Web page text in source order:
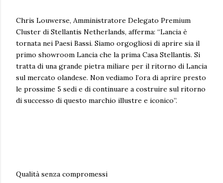
Chris Louwerse, Amministratore Delegato Premium
Cluster di Stellantis Netherlands, afferma: “Lancia è
tornata nei Paesi Bassi. Siamo orgogliosi di aprire sia il
primo showroom Lancia che la prima Casa Stellantis. Si
tratta di una grande pietra miliare per il ritorno di Lancia
sul mercato olandese. Non vediamo l’ora di aprire presto
le prossime 5 sedi e di continuare a costruire sul ritorno
di successo di questo marchio illustre e iconico”.
Qualità senza compromessi